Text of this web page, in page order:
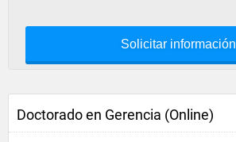
Solicitar información
Doctorado en Gerencia (Online)